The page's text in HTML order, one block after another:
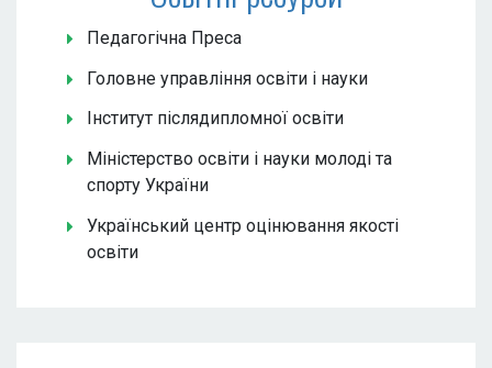
Педагогічна Преса
Головне управління освіти і науки
Інститут післядипломної освіти
Міністерство освіти і науки молоді та
спорту України
Український центр оцінювання якості
освіти